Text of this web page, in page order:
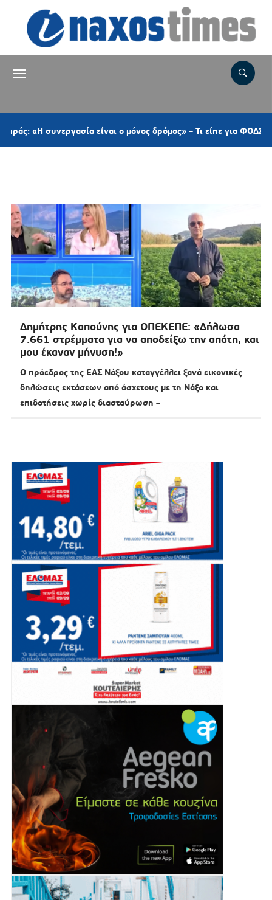
συνεργασία είναι ο μόνος δρόμος» – Τι είπε για ΦΟΔΣΑ, ΠΕΔ,
Δημήτρης Καπούνης για ΟΠΕΚΕΠΕ: «Δήλωσα
7.661 στρέμματα για να αποδείξω την απάτη, και
μου έκαναν μήνυση!»
Ο πρόεδρος της ΕΑΣ Νάξου καταγγέλλει ξανά εικονικές
δηλώσεις εκτάσεων από άσχετους με τη Νάξο και
επιδοτήσεις χωρίς διασταύρωση –